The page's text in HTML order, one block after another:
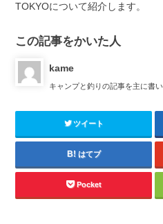
TOKYOについて紹介します。
この記事をかいた人
kame
キャンプと釣りの記事を主に書い
ツイート
はてブ
Pocket